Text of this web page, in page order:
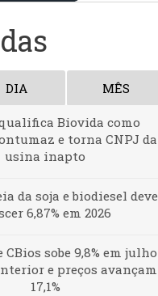
DIA MÊS
Biovida como
e torna CNPJ da
usina inapto
da soja e biodiesel deve
6,87% em 2026
CBios sobe 9,8% em julho
e preços avançam
17,1%